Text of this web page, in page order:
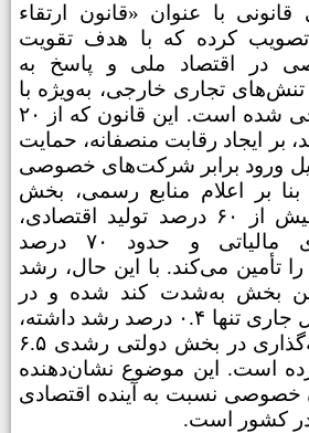
با عنوان «قانون ارتقاء
کرده که با هدف تقویت
اقتصاد ملی و پاسخ به
تجاری خارجی، به‌ویژه با
ایالات متحده، طراحی شده است. این قانون که از ۲۰
بر ایجاد رقابت منصفانه، حمایت
ورود برابر شرکت‌های خصوصی
بنا بر اعلام منابع رسمی، بخش
خصوصی در چین بیش از ۶۰ درصد تولید اقتصادی،
نیمی از درآمدهای مالیاتی و حدود ۷۰ درصد
را تأمین می‌کند. با این حال، رشد
بخش به‌شدت کند شده و در
سه‌ماهه نخست سال جاری تنها ۰.۴ درصد رشد داشته،
در حالی که سرمایه‌گذاری در بخش دولتی رشدی ۶.۵
است. این موضوع نشان‌دهنده
خصوصی نسبت به آینده اقتصادی
کشور است.